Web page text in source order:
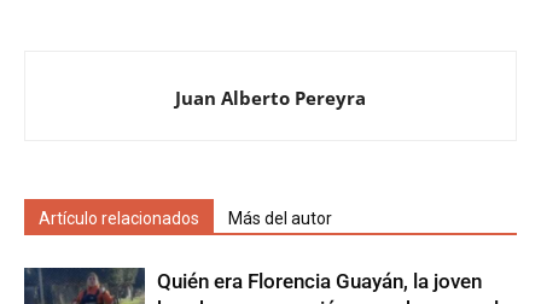
Juan Alberto Pereyra
Artículo relacionados Más del autor
Quién era Florencia Guayán, la joven